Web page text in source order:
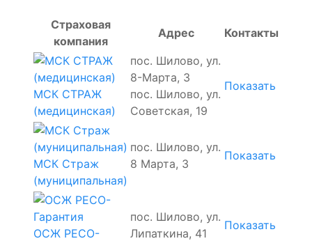
Страховая
компания
Адрес Контакты
МСК СТРАЖ
(медицинская)
пос. Шилово, ул.
8-Марта, 3
пос. Шилово, ул.
Советская, 19
Показать
МСК Страж
(муниципальная)
пос. Шилово, ул.
8 Марта, 3
Показать
ОСЖ РЕСО-
пос. Шилово, ул.
Липаткина, 41
Показать